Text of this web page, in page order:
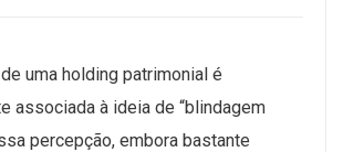
uma holding patrimonial é
associada à ideia de “blindagem
percepção, embora bastante